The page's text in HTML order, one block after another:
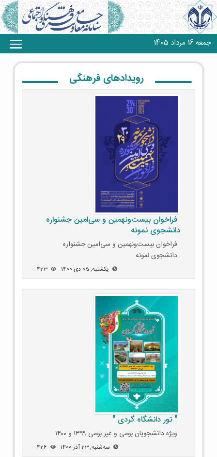
جمعه 16 مرداد 1405
رویدادهای فرهنگی
فراخوان بیست‌ونهمین و سی‌امین جشنواره
دانشجوی نمونه
فراخوان بیست‌ونهمین و سی‌امین جشنواره
دانشجوی نمونه
یکشنبه, 05 دی 1400 423
" تور دانشگاه گردی "
ویژه دانشجویان بومی و غیر بومی ۱۳۹۹ و ۱۴۰۰
ﺳﻪشنبه, 23 آذر 1400 426